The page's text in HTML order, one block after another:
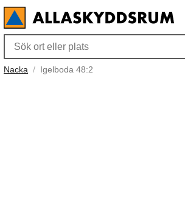
Nacka Igelboda 48:2